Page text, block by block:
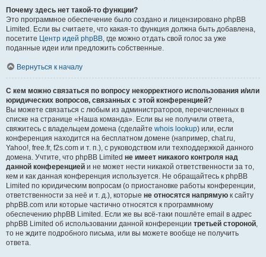
Почему здесь нет такой-то функции?
Это программное обеспечение было создано и лицензировано phpBB
Limited. Если вы считаете, что какая-то функция должна быть добавлена,
посетите Центр идей phpBB, где можно отдать свой голос за уже
поданные идеи или предложить собственные.
Вернуться к началу
С кем можно связаться по вопросу некорректного использования и/или
юридических вопросов, связанных с этой конференцией?
Вы можете связаться с любым из администраторов, перечисленных в
списке на странице «Наша команда». Если вы не получили ответа,
свяжитесь с владельцем домена (сделайте whois lookup) или, если
конференция находится на бесплатном домене (например, chat.ru,
Yahoo!, free.fr, f2s.com и т. п.), с руководством или техподдержкой данного
домена. Учтите, что phpBB Limited не имеет никакого контроля над
данной конференцией и не может нести никакой ответственности за то,
кем и как данная конференция используется. Не обращайтесь к phpBB
Limited по юридическим вопросам (о приостановке работы конференции,
ответственности за неё и т. д.), которые не относятся напрямую к сайту
phpBB.com или которые частично относятся к программному
обеспечению phpBB Limited. Если же вы всё-таки пошлёте email в адрес
phpBB Limited об использовании данной конференции третьей стороной,
то не ждите подробного письма, или вы можете вообще не получить
ответа.